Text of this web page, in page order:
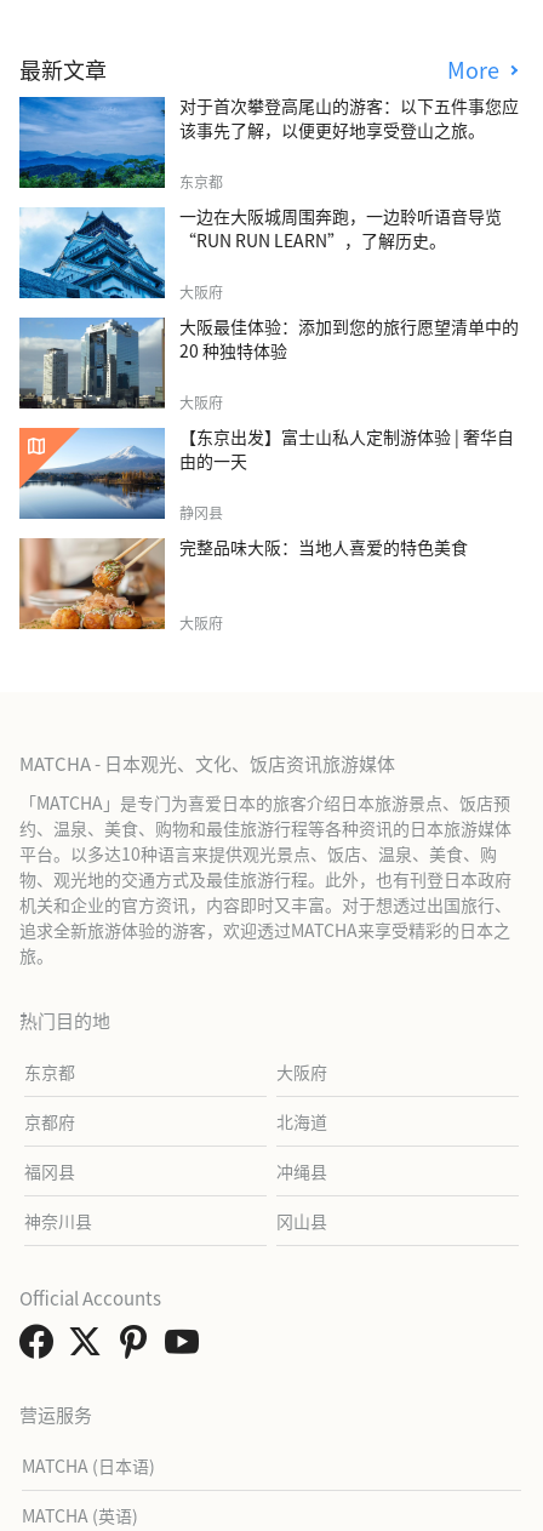
最新文章 More
对于首次攀登高尾山的游客：以下五件事您应
该事先了解，以便更好地享受登山之旅。
东京都
一边在大阪城周围奔跑，一边聆听语音导览
“RUN RUN LEARN”，了解历史。
大阪府
大阪最佳体验：添加到您的旅行愿望清单中的
20 种独特体验
大阪府
【东京出发】富士山私人定制游体验 | 奢华自
由的一天
静冈县
完整品味大阪：当地人喜爱的特色美食
大阪府
MATCHA - 日本观光、文化、饭店资讯旅游媒体
「MATCHA」是专门为喜爱日本的旅客介绍日本旅游景点、饭店预
约、温泉、美食、购物和最佳旅游行程等各种资讯的日本旅游媒体
平台。以多达10种语言来提供观光景点、饭店、温泉、美食、购
物、观光地的交通方式及最佳旅游行程。此外，也有刊登日本政府
机关和企业的官方资讯，内容即时又丰富。对于想透过出国旅行、
追求全新旅游体验的游客，欢迎透过MATCHA来享受精彩的日本之
旅。
热门目的地
东京都 大阪府
京都府 北海道
福冈县 冲绳县
神奈川县 冈山县
营运服务
MATCHA (日本语)
MATCHA (英语)
Official Accounts